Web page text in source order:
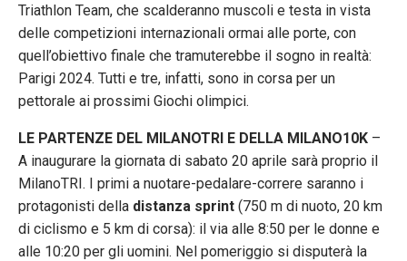
Triathlon Team, che scalderanno muscoli e testa in vista
delle competizioni internazionali ormai alle porte, con
quell’obiettivo finale che tramuterebbe il sogno in realtà:
Parigi 2024. Tutti e tre, infatti, sono in corsa per un
pettorale ai prossimi Giochi olimpici.
LE PARTENZE DEL MILANOTRI E DELLA MILANO10K –
A inaugurare la giornata di sabato 20 aprile sarà proprio il
MilanoTRI. I primi a nuotare-pedalare-correre saranno i
protagonisti della distanza sprint (750 m di nuoto, 20 km
di ciclismo e 5 km di corsa): il via alle 8:50 per le donne e
alle 10:20 per gli uomini. Nel pomeriggio si disputerà la